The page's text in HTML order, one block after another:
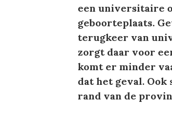
een universitaire
geboorteplaats.
terugkeer van
zorgt daar voor
komt er minder
dat het geval. Ook
rand van de